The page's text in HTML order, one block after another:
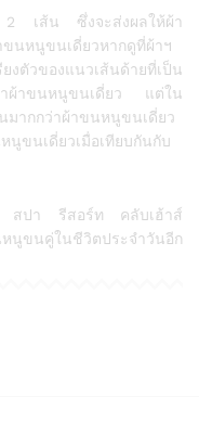
2 เส้น ซึ่งจะส่งผลให้ผ้า
นหนูขนเดี่ยวหากดูที่ผ้าฯ
ตัวของแนวเส้นด้ายที่เป็น
าผ้าขนหนูขนเดี่ยว แต่ใน
ากกว่าผ้าขนหนูขนเดี่ยว
ขนเดี่ยวเมื่อเทียบกันกับ
สปา รีสอร์ท คลับเฮ้าส์
นูขนคู่ในชีวิตประจำวันอีก